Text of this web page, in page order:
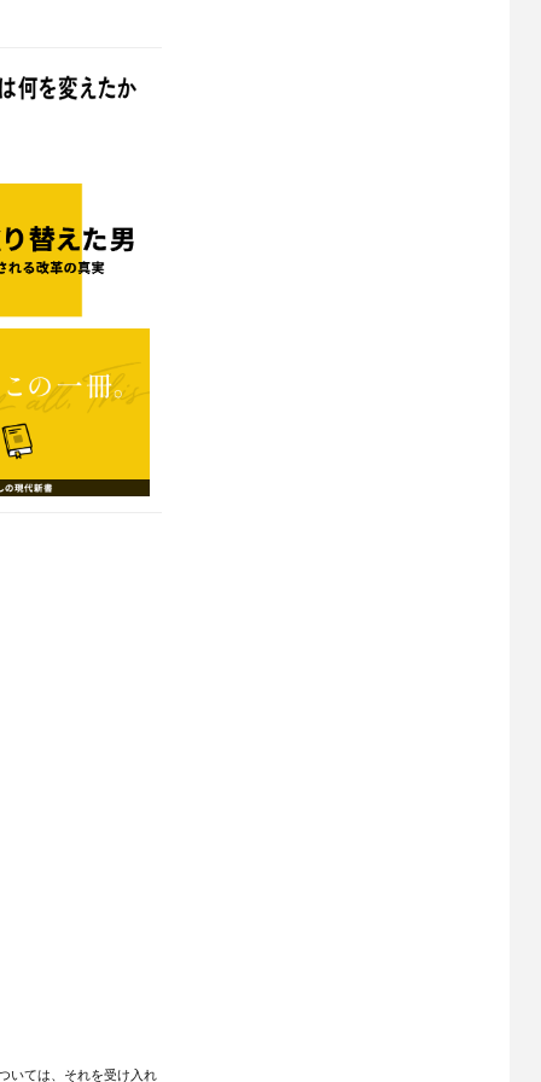
いては、それを受け入れ